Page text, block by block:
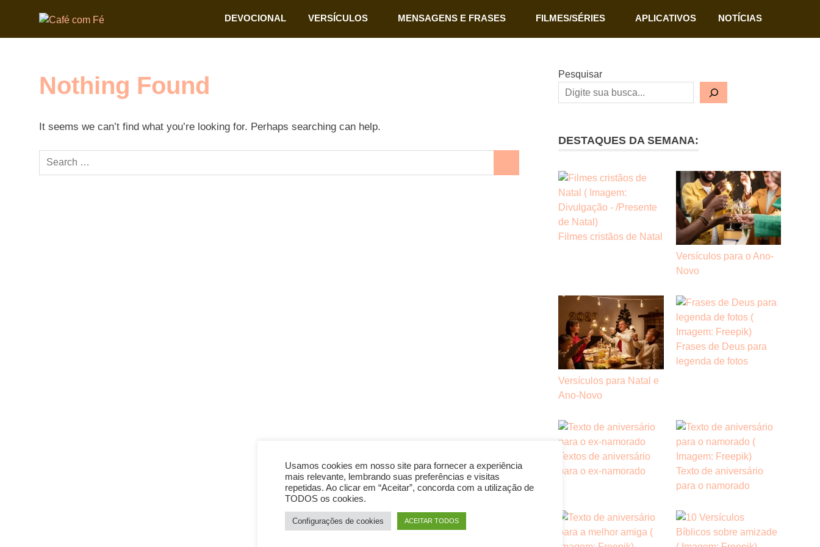
content
Fé
DEVOCIONAL VERSÍCULOS MENSAGENS E FRASES FILMES/SÉRIES APLICATIVOS NOTÍCIAS
Nothing Found
It seems we can’t find what you’re looking for. Perhaps searching can help.
Search
for:
Pesquisar
DESTAQUES DA SEMANA:
Filmes cristãos de Natal
Versículos para o Ano-
Novo
Versículos para Natal e
Ano-Novo
Frases de Deus para
legenda de fotos
Textos de aniversário
para o ex-namorado
Texto de aniversário
para o namorado
Usamos cookies em nosso site para fornecer a experiência
mais relevante, lembrando suas preferências e visitas
repetidas. Ao clicar em “Aceitar”, concorda com a utilização de
TODOS os cookies.
Configurações de cookies ACEITAR TODOS